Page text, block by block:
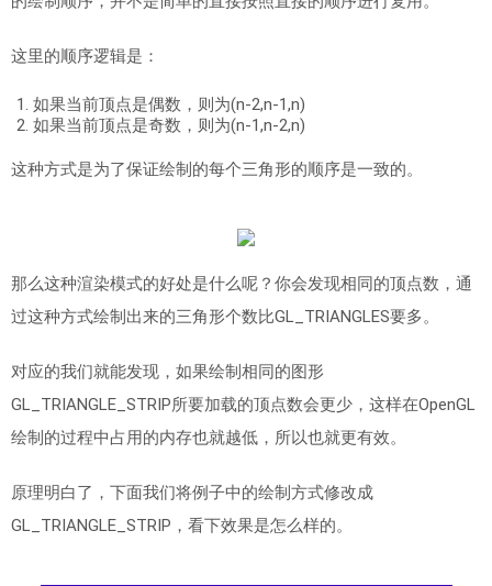
这里的顺序逻辑是：
如果当前顶点是偶数，则为(n-2,n-1,n)
如果当前顶点是奇数，则为(n-1,n-2,n)
这种方式是为了保证绘制的每个三角形的顺序是一致的。
那么这种渲染模式的好处是什么呢？你会发现相同的顶点数，通
过这种方式绘制出来的三角形个数比GL_TRIANGLES要多。
对应的我们就能发现，如果绘制相同的图形
GL_TRIANGLE_STRIP所要加载的顶点数会更少，这样在OpenGL
绘制的过程中占用的内存也就越低，所以也就更有效。
原理明白了，下面我们将例子中的绘制方式修改成
GL_TRIANGLE_STRIP，看下效果是怎么样的。